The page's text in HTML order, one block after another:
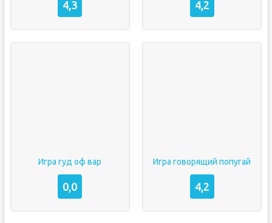
4,3 4,2
Игра гуд оф вар
0,0
Игра говорящий попугай
4,2